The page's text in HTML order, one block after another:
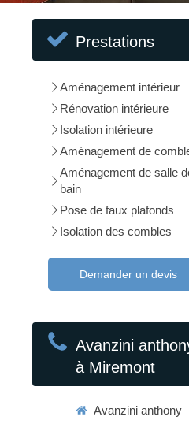
Prestations
Aménagement intérieur
Rénovation intérieure
Isolation intérieure
Aménagement de
Aménagement de salle
bain
Pose de faux plafonds
Isolation des combles
Demander un devis
Avanzini
à Miremont
Avanzini anthony